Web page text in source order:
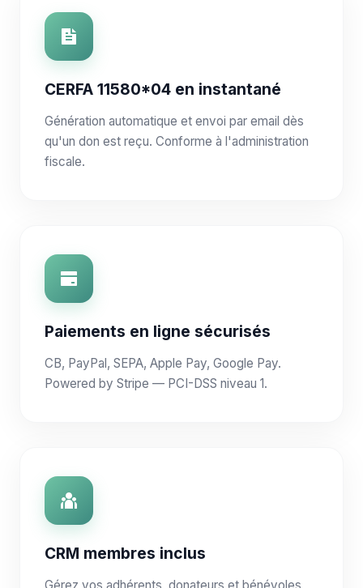
CERFA 11580*04 en instantané
Génération automatique et envoi par email dès
qu'un don est reçu. Conforme à l'administration
fiscale.
Paiements en ligne sécurisés
CB, PayPal, SEPA, Apple Pay, Google Pay.
Powered by Stripe — PCI-DSS niveau 1.
CRM membres inclus